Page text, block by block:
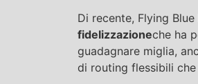
Di recente, Flying
fidelizzazioneche ha
guadagnare miglia,
di routing flessibili